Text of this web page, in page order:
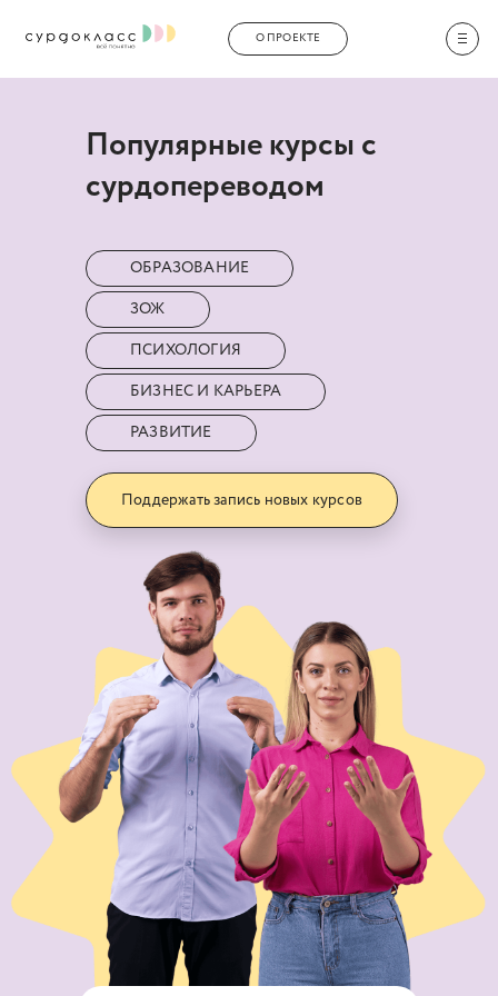
О ПРОЕКТЕ
Популярные курсы с
сурдопереводом
ОБРАЗОВАНИЕ
ЗОЖ
ПСИХОЛОГИЯ
БИЗНЕС И КАРЬЕРА
РАЗВИТИЕ
Поддержать запись новых курсов